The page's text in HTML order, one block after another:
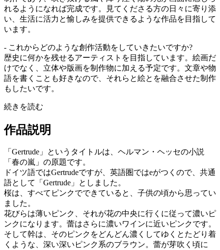
れるようになれば完成です。見てくださる方の日々に寄り添
い、生活に活力と愉しみを提供できるような作品を目指して
います。
- これからどのような創作活動をしていきたいですか?
歴史に何かを残せるアーティストを目指しています。絵画だ
けでなく、立体や版画を制作物に加える予定です。文章や物
語を書くことも好きなので、それらと絵とを融合させた制作
もしたいです。
続きを読む
作品説明
「Gertrude」というタイトルは、ヘルマン・ヘッセの小説
「春の嵐」の原題です。
ドイツ語ではGertrudeですが、英語圏ではeがつくので、共通
語として「Gertrude」としました。
桜は、すべてピンクでできていると、子供の頃から思ってい
ました。
花びらは薄いピンク、それが花の中央に行くに従って濃いピ
ンクになります。蕾はさらに濃いワインに近いピンクです。
そして幹は、そのピンクをどんどん濃くしてゆくとたどり着
くような、深い深いピンク系のブラウン。蕾が芽吹く頃に